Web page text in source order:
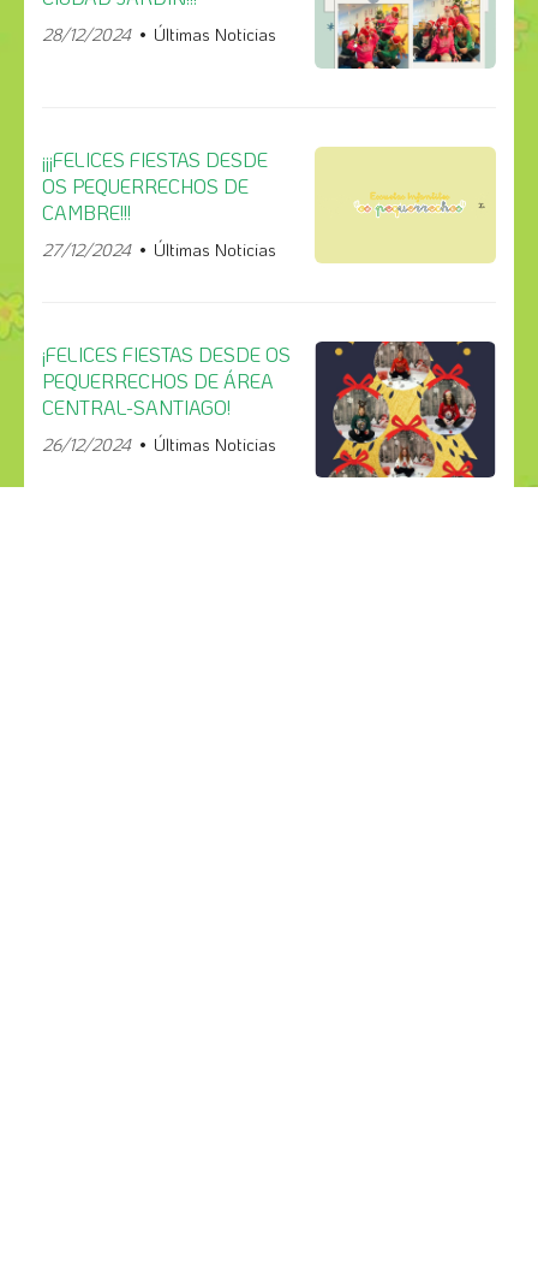
28/12/2024 Últimas Noticias
¡¡¡FELICES FIESTAS DESDE
OS PEQUERRECHOS DE
CAMBRE!!!
27/12/2024 Últimas Noticias
¡FELICES FIESTAS DESDE OS
PEQUERRECHOS DE ÁREA
CENTRAL-SANTIAGO!
26/12/2024 Últimas Noticias